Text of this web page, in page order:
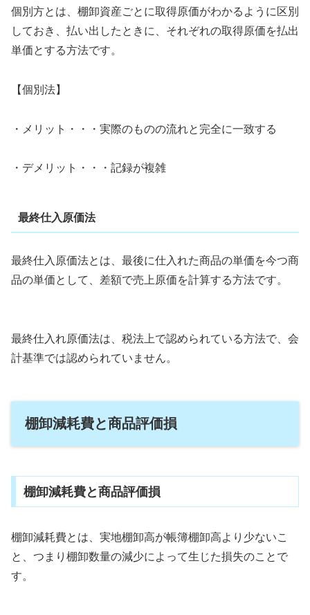
個別方とは、棚卸資産ごとに取得原価がわかるように区別
しておき、払い出したときに、それぞれの取得原価を払出
単価とする方法です。
【個別法】
・メリット・・・実際のものの流れと完全に一致する
・デメリット・・・記録が複雑
最終仕入原価法
最終仕入原価法とは、最後に仕入れた商品の単価を今つ商
品の単価として、差額で売上原価を計算する方法です。
最終仕入れ原価法は、税法上で認められている方法で、会
計基準では認められていません。
棚卸減耗費と商品評価損
棚卸減耗費と商品評価損
棚卸減耗費とは、実地棚卸高が帳簿棚卸高より少ないこ
と、つまり棚卸数量の減少によって生じた損失のことで
す。